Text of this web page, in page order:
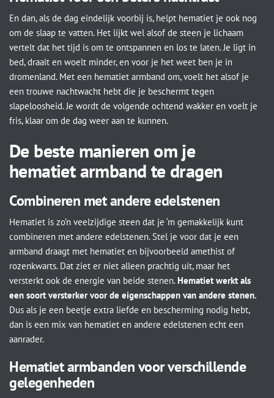
En dan, als de dag eindelijk voorbij is, helpt hematiet je ook nog
om de slaap te vatten. Het lijkt wel alsof de steen je lichaam
vertelt dat het tijd is om te ontspannen en los te laten. Je ligt in
bed, draait en woelt minder, en voor je het weet ben je in
dromenland. Met een hematiet armband om, voelt het alsof je
een trouwe nachtwacht hebt die je beschermt tegen
slapeloosheid. Je wordt de volgende ochtend wakker en voelt je
fris, klaar om de dag weer aan te kunnen.
De beste manieren om je
hematiet armband te dragen
Combineren met andere edelstenen
Hematiet is zo’n veelzijdige steen dat je ‘m gemakkelijk kunt
combineren met andere edelstenen. Stel je voor dat je een
armband draagt met hematiet en bijvoorbeeld amethist of
rozenkwarts. Dat ziet er niet alleen prachtig uit, maar het
versterkt ook de energie van beide stenen. Hematiet werkt als
een soort versterker voor de eigenschappen van andere stenen.
Dus als je een beetje extra liefde en bescherming nodig hebt,
dan is een mix van hematiet en andere edelstenen echt een
aanrader.
Hematiet armbanden voor verschillende
gelegenheden